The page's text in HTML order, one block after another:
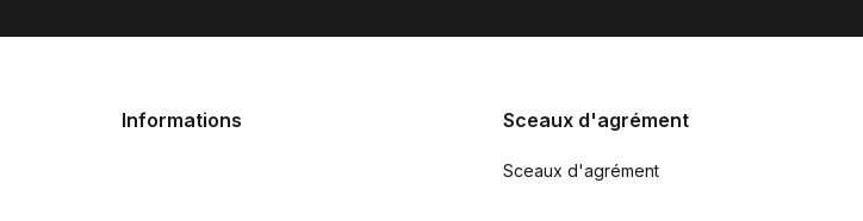
Informations Sceaux d'agrément
Sceaux d'agrément